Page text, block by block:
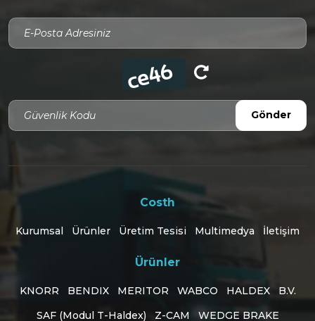
Güvenlik Kodu
Gönder
Costh
Kurumsal Ürünler Üretim Tesisi Multimedya İletişim
Ürünler
KNORR BENDIX MERITOR WABCO HALDEX
B.V.
SAF (Modul T-Haldex)
Z-CAM WEDGE BRAKE